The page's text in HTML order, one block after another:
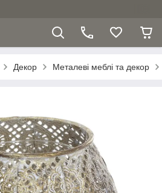
Декор Металеві меблі та декор